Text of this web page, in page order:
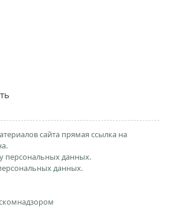
сайта прямая ссылка на
персональных данных.
данных.